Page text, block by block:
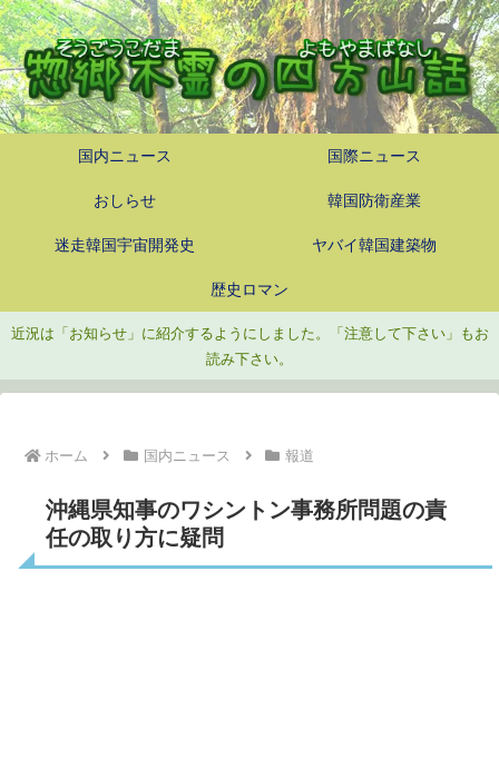
国内ニュース 国際ニュース
おしらせ 韓国防衛産業
迷走韓国宇宙開発史 ヤバイ韓国建築物
歴史ロマン
近況は「お知らせ」に紹介するようにしました。「注意して下さい」もお
読み下さい。
ホーム 国内ニュース 報道
沖縄県知事のワシントン事務所問題の責
任の取り方に疑問